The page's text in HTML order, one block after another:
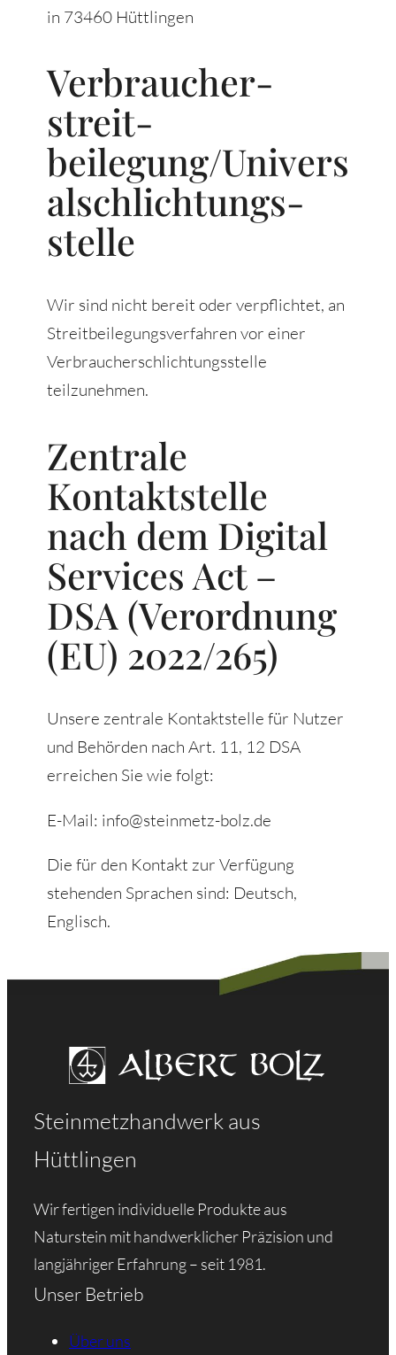
in 73460 Hüttlingen
Verbraucher­
streit­
beilegung/Univers
al­schlichtungs­
stelle
Wir sind nicht bereit oder verpflichtet, an
Streitbeilegungsverfahren vor einer
Verbraucherschlichtungsstelle
teilzunehmen.
Zentrale
Kontaktstelle
nach dem Digital
Services Act –
DSA (Verordnung
(EU) 2022/265)
Unsere zentrale Kontaktstelle für Nutzer
und Behörden nach Art. 11, 12 DSA
erreichen Sie wie folgt:
E-Mail: info@steinmetz-bolz.de
Die für den Kontakt zur Verfügung
stehenden Sprachen sind: Deutsch,
Englisch.
Steinmetzhandwerk aus
Hüttlingen
Wir fertigen individuelle Produkte aus
Naturstein mit handwerklicher Präzision und
langjähriger Erfahrung – seit 1981.
Unser Betrieb
Über uns